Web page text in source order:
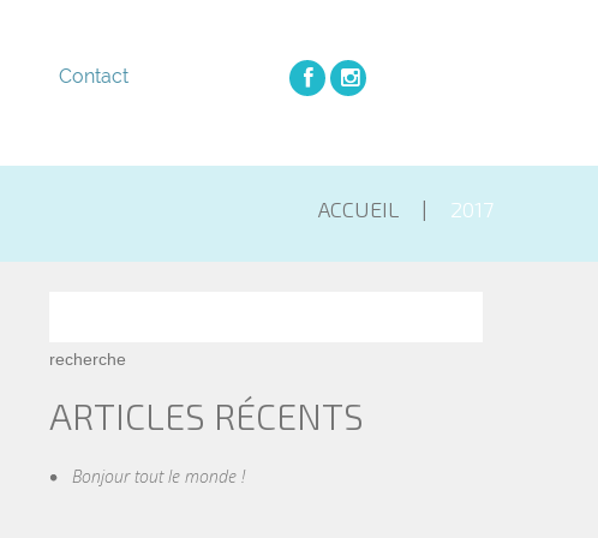
Contact
ACCUEIL 2017
ARTICLES RÉCENTS
Bonjour tout le monde !